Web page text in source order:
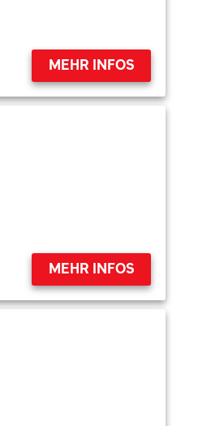
MEHR INFOS
MEHR INFOS